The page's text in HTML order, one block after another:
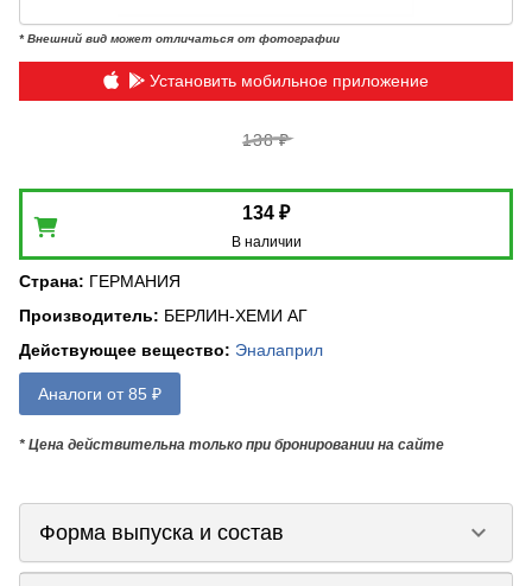
* Внешний вид может отличаться от фотографии
Установить мобильное приложение
138 ₽
134 ₽
В наличии
Страна: ГЕРМАНИЯ
Производитель: БЕРЛИН-ХЕМИ АГ
Действующее вещество: Эналаприл
Аналоги от 85 ₽
* Цена действительна только при бронировании на сайте
Форма выпуска и состав keyboard_arrow_down